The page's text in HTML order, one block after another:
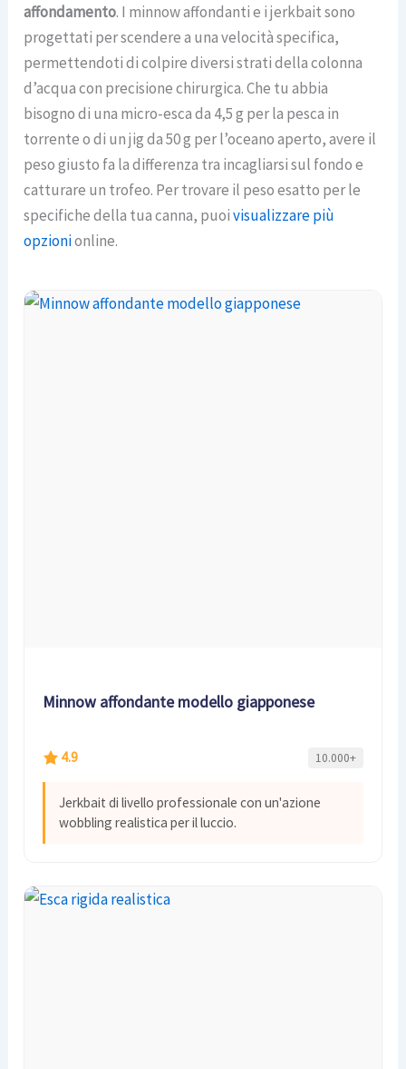
affondamento. I minnow affondanti e i jerkbait sono
progettati per scendere a una velocità specifica,
permettendoti di colpire diversi strati della colonna
d’acqua con precisione chirurgica. Che tu abbia
bisogno di una micro-esca da 4,5 g per la pesca in
torrente o di un jig da 50 g per l’oceano aperto, avere il
peso giusto fa la differenza tra incagliarsi sul fondo e
catturare un trofeo. Per trovare il peso esatto per le
specifiche della tua canna, puoivisualizzare più
opzionionline.
Minnow affondante modello giapponese
4.9 10.000+
Jerkbait di livello professionale con un'azione
wobbling realistica per il luccio.